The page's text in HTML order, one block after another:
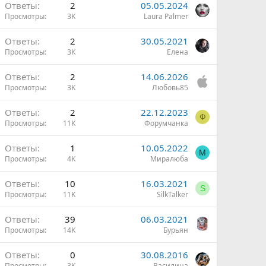
Ответы 2
Просмотры 3K
05.05.2024
Laura Palmer
Ответы 2
Просмотры 3K
30.05.2021
Елена
Ответы 2
Просмотры 3K
14.06.2026
Любовь85
Ответы 2
Просмотры 11K
22.12.2023
Форумчанка
Ф
Ответы 1
Просмотры 4K
10.05.2022
Миралюба
М
Ответы 10
Просмотры 11K
16.03.2021
SilkTalker
S
Ответы 39
Просмотры 14K
06.03.2021
Бурьян
Ответы 0 30.08.2016